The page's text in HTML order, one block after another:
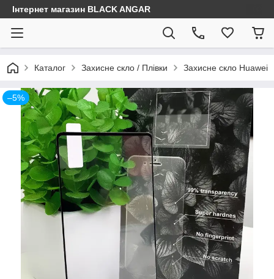
Інтернет магазин BLACK ANGAR
Каталог Захисне скло / Плівки Захисне скло Huawei
–5%